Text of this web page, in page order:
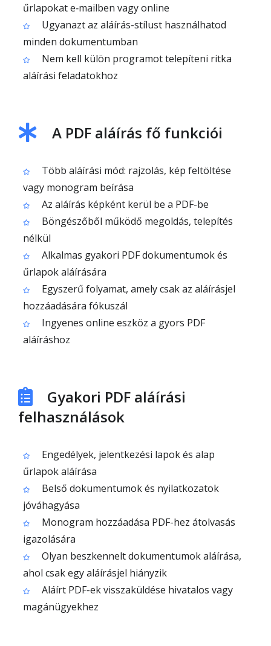
űrlapokat e‑mailben vagy online
Ugyanazt az aláírás-stílust használhatod
minden dokumentumban
Nem kell külön programot telepíteni ritka
aláírási feladatokhoz
A PDF aláírás fő funkciói
Több aláírási mód: rajzolás, kép feltöltése
vagy monogram beírása
Az aláírás képként kerül be a PDF-be
Böngészőből működő megoldás, telepítés
nélkül
Alkalmas gyakori PDF dokumentumok és
űrlapok aláírására
Egyszerű folyamat, amely csak az aláírásjel
hozzáadására fókuszál
Ingyenes online eszköz a gyors PDF
aláíráshoz
Gyakori PDF aláírási
felhasználások
Engedélyek, jelentkezési lapok és alap
űrlapok aláírása
Belső dokumentumok és nyilatkozatok
jóváhagyása
Monogram hozzáadása PDF-hez átolvasás
igazolására
Olyan beszkennelt dokumentumok aláírása,
ahol csak egy aláírásjel hiányzik
Aláírt PDF-ek visszaküldése hivatalos vagy
magánügyekhez